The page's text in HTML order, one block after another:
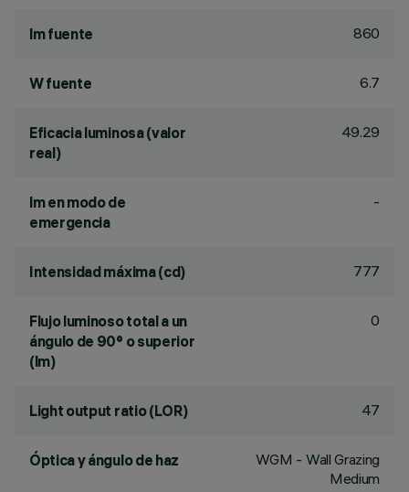
lm fuente 860
W fuente 6.7
Eficacia luminosa (valor
real)
49.29
lm en modo de
emergencia
-
Intensidad máxima (cd) 777
Flujo luminoso total a un
ángulo de 90° o superior
(lm)
0
Light output ratio (LOR) 47
Óptica y ángulo de haz
WGM - Wall Grazing
Medium